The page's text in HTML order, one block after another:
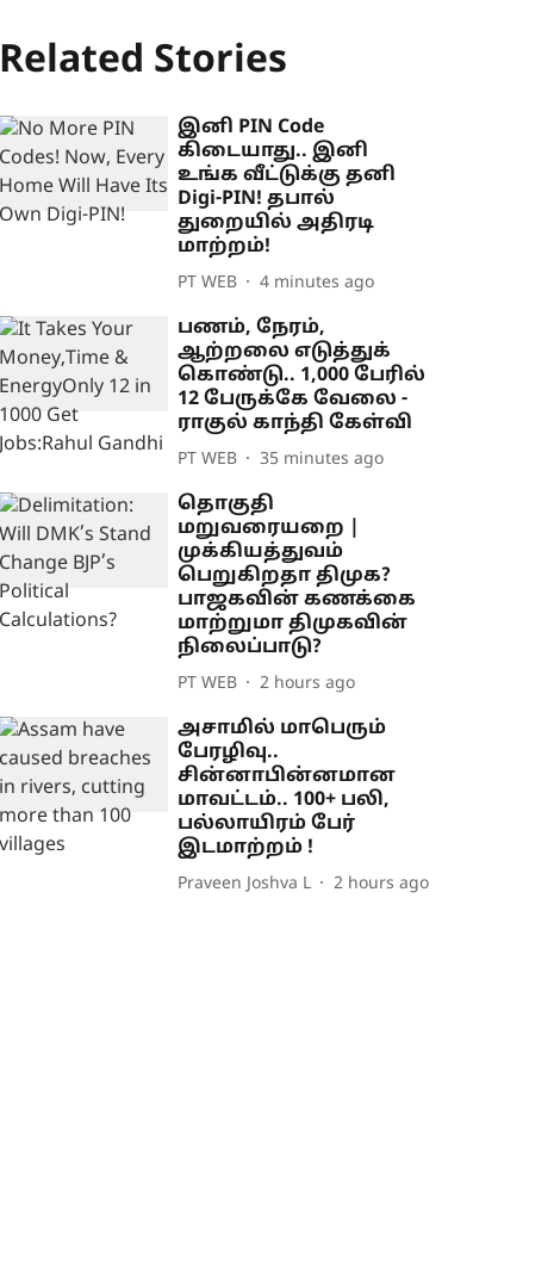
Related Stories
இனி PIN Code
கிடையாது.. இனி
உங்க வீட்டுக்கு தனி
Digi-PIN! தபால்
துறையில் அதிரடி
மாற்றம்!
PT WEB 4 minutes ago
பணம், நேரம்,
ஆற்றலை எடுத்துக்
கொண்டு.. 1,000 பேரில்
12 பேருக்கே வேலை -
ராகுல் காந்தி கேள்வி
PT WEB 35 minutes ago
தொகுதி
மறுவரையறை |
முக்கியத்துவம்
பெறுகிறதா திமுக?
பாஜகவின் கணக்கை
மாற்றுமா திமுகவின்
நிலைப்பாடு?
PT WEB 2 hours ago
அசாமில் மாபெரும்
பேரழிவு..
சின்னாபின்னமான
மாவட்டம்.. 100+ பலி,
பல்லாயிரம் பேர்
இடமாற்றம் !
Praveen Joshva L 2 hours ago